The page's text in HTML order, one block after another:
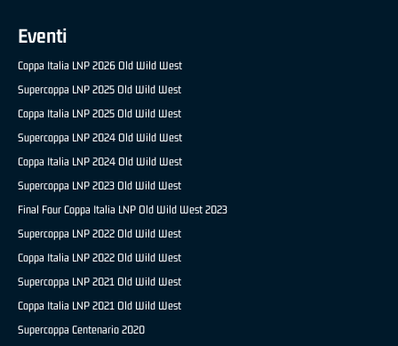
Eventi
Coppa Italia LNP 2026 Old Wild West
Supercoppa LNP 2025 Old Wild West
Coppa Italia LNP 2025 Old Wild West
Supercoppa LNP 2024 Old Wild West
Coppa Italia LNP 2024 Old Wild West
Supercoppa LNP 2023 Old Wild West
Final Four Coppa Italia LNP Old Wild West 2023
Supercoppa LNP 2022 Old Wild West
Coppa Italia LNP 2022 Old Wild West
Supercoppa LNP 2021 Old Wild West
Coppa Italia LNP 2021 Old Wild West
Supercoppa Centenario 2020